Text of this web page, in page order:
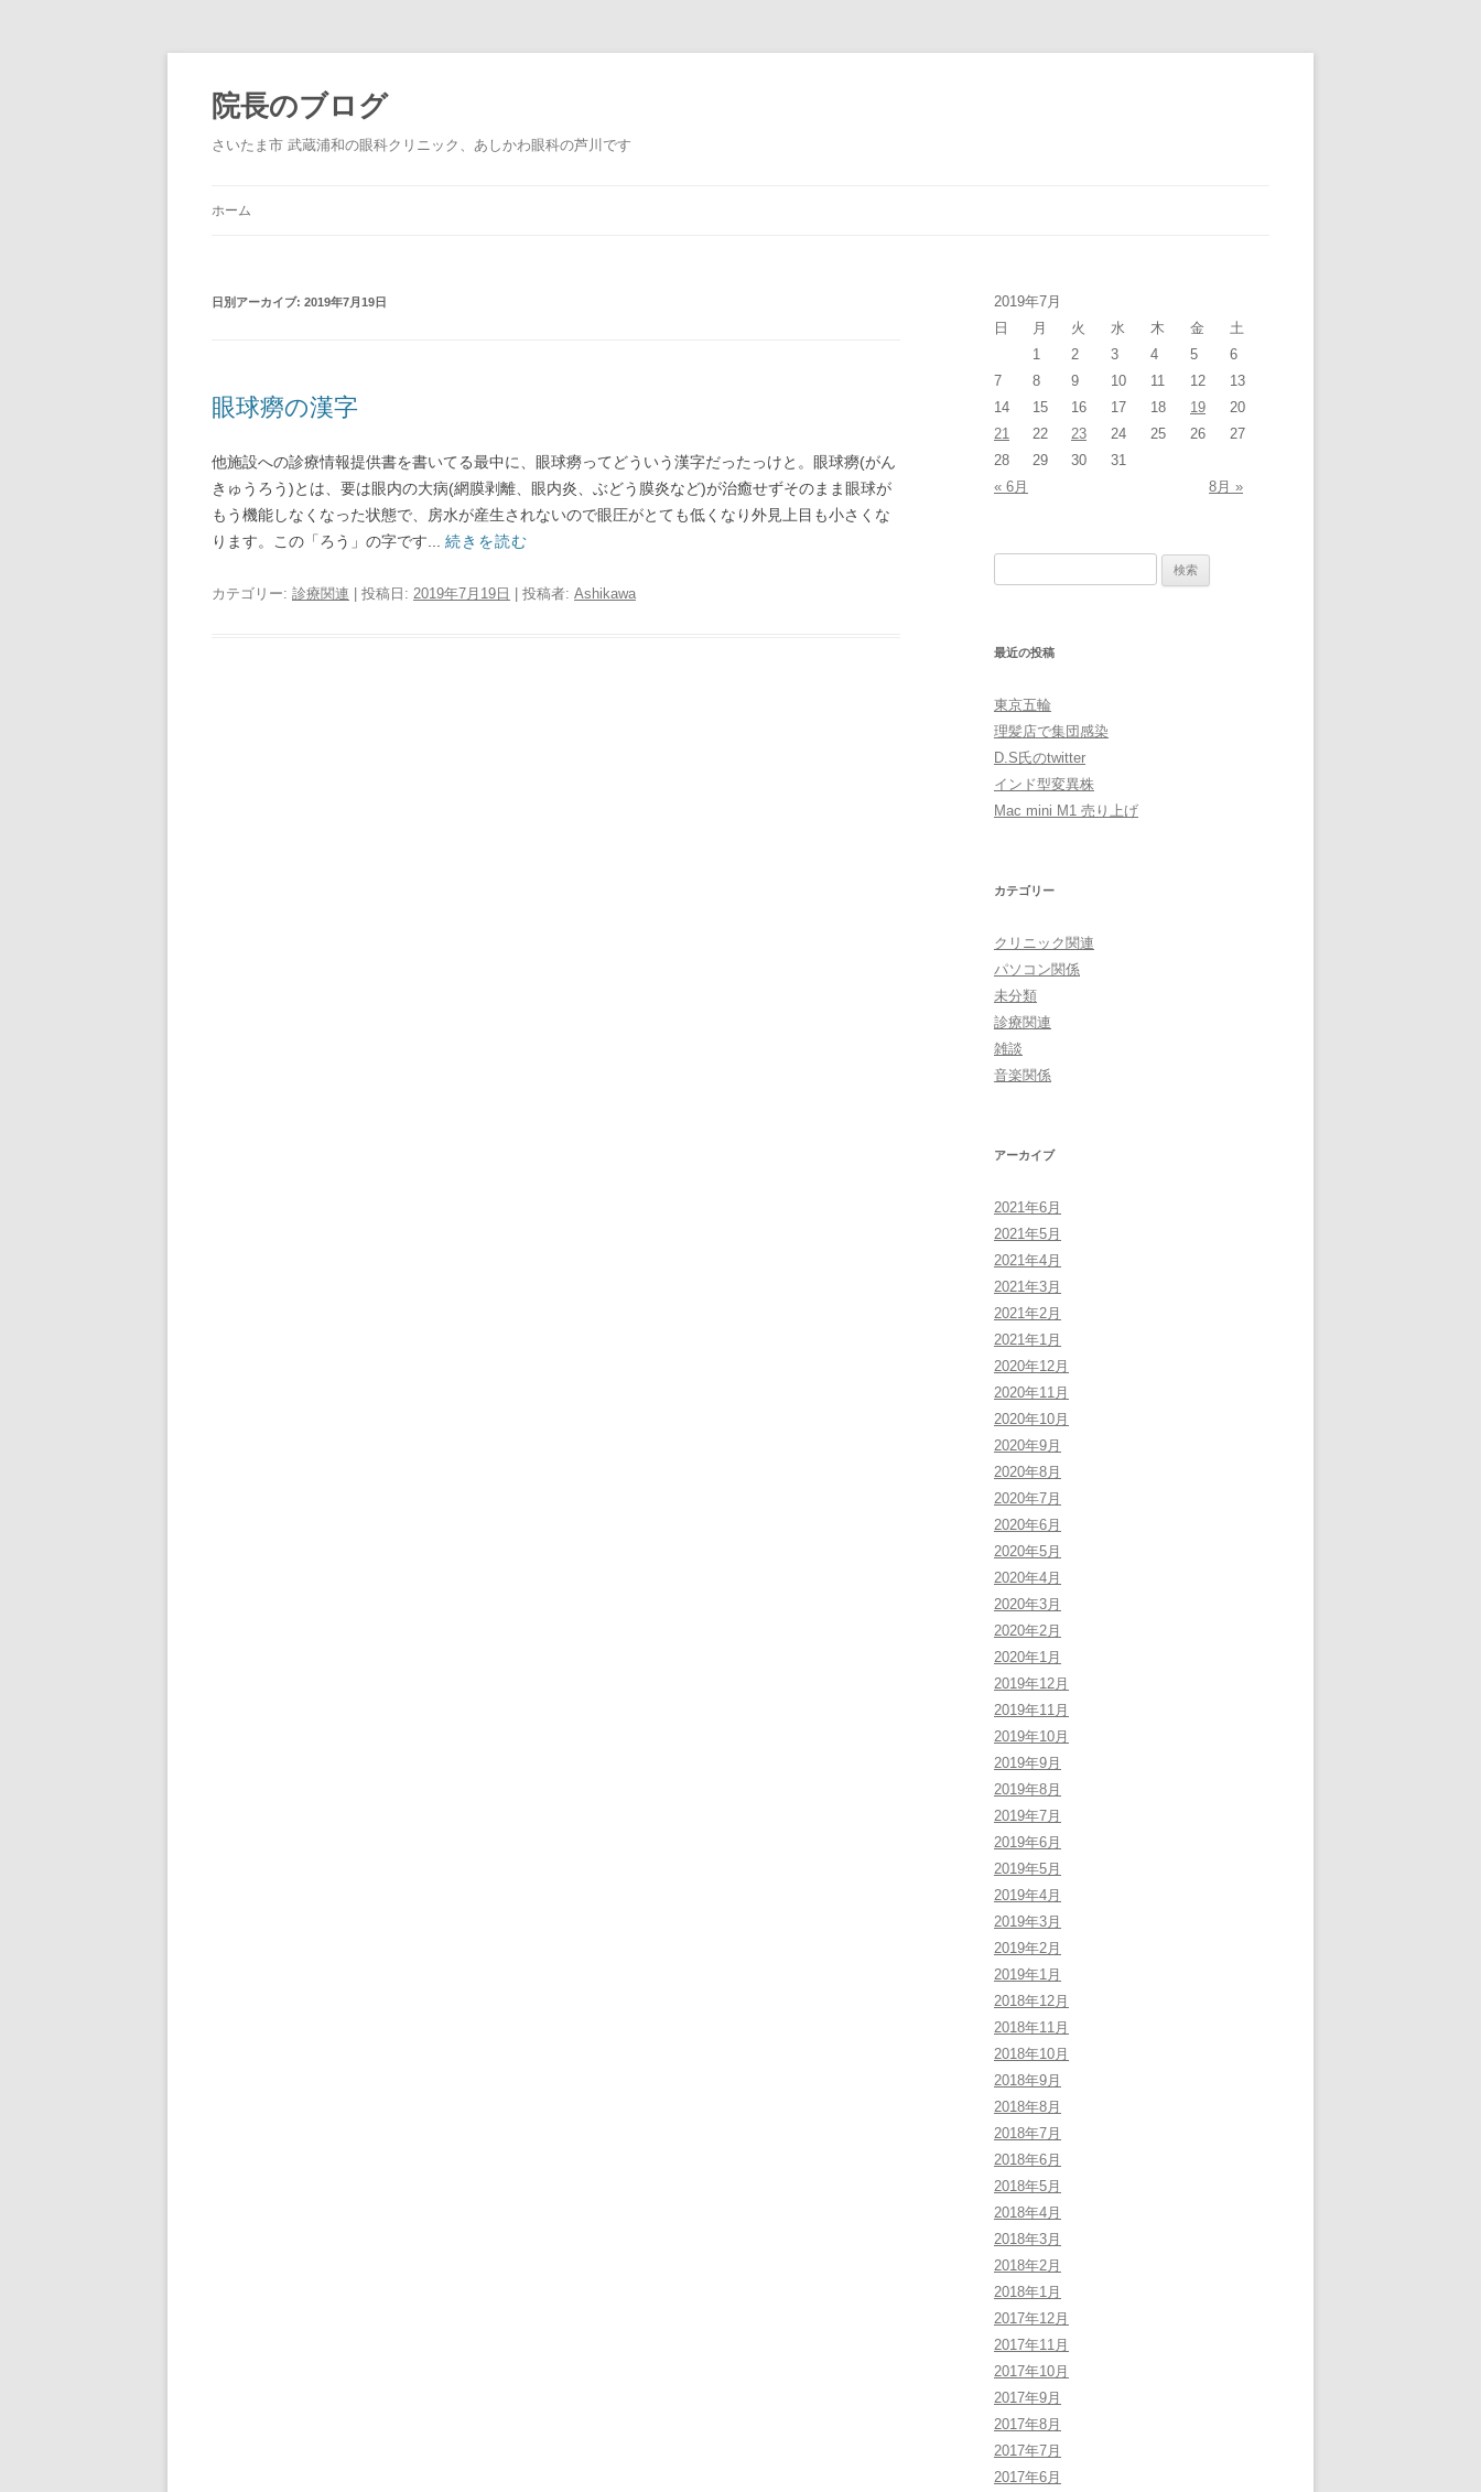
院長のブログ
さいたま市 武蔵浦和の眼科クリニック、あしかわ眼科の芦川です
ホーム
日別アーカイブ: 2019年7月19日
眼球癆の漢字
他施設への診療情報提供書を書いてる最中に、眼球癆ってどういう漢字だったっけと。眼球癆(がん
きゅうろう)とは、要は眼内の大病(網膜剥離、眼内炎、ぶどう膜炎など)が治癒せずそのまま眼球が
もう機能しなくなった状態で、房水が産生されないので眼圧がとても低くなり外見上目も小さくな
ります。この「ろう」の字です... 続きを読む
カテゴリー: 診療関連 | 投稿日: 2019年7月19日 投稿者: Ashikawa
2019年7月
日
月 火 水 木 金
土
1
2 3 4 5
6
7
8 9 10 11 12
13
14
15 16 17 18 19
20
21
22 23 24 25 26
27
28
29 30
31
« 6月
8月 »
最近の投稿
東京五輪
理髪店で集団感染
D.S氏のtwitter
インド型変異株
Mac mini M1 売り上げ
カテゴリー
クリニック関連
パソコン関係
未分類
診療関連
雑談
音楽関係
アーカイブ
2021年6月
2021年5月
2021年4月
2021年3月
2021年2月
2021年1月
2020年12月
2020年11月
2020年10月
2020年9月
2020年8月
2020年7月
2020年6月
2020年5月
2020年4月
2020年3月
2020年2月
2020年1月
2019年12月
2019年11月
2019年10月
2019年9月
2019年8月
2019年7月
2019年6月
2019年5月
2019年4月
2019年3月
2019年2月
2019年1月
2018年12月
2018年11月
2018年10月
2018年9月
2018年8月
2018年7月
2018年6月
2018年5月
2018年4月
2018年3月
2018年2月
2018年1月
2017年12月
2017年11月
2017年10月
2017年9月
2017年8月
2017年7月
2017年6月